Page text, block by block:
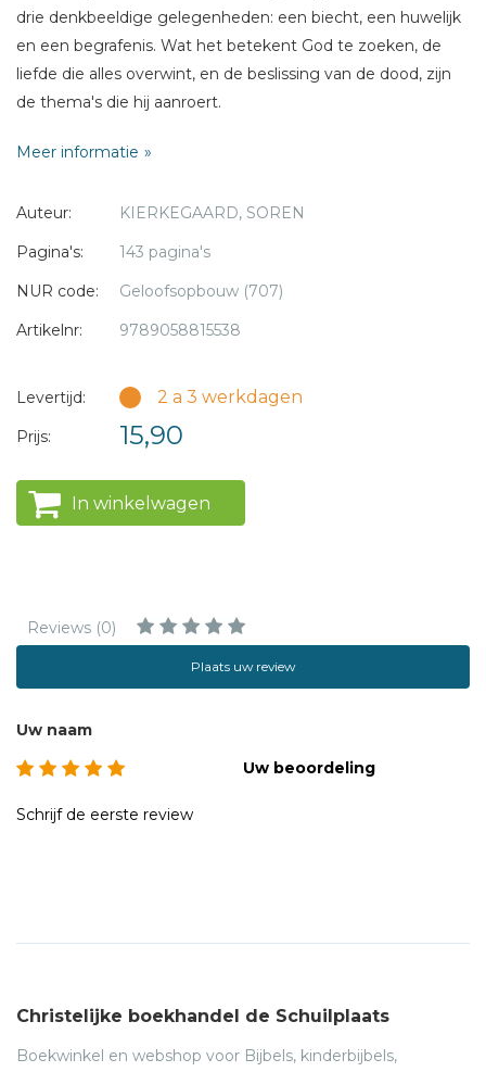
drie denkbeeldige gelegenheden: een biecht, een huwelijk
en een begrafenis. Wat het betekent God te zoeken, de
liefde die alles overwint, en de beslissing van de dood, zijn
de thema's die hij aanroert.
Meer informatie
Auteur:
KIERKEGAARD, SOREN
Pagina's:
143 pagina's
NUR code:
Geloofsopbouw (707)
Artikelnr:
9789058815538
Levertijd: 2 a 3 werkdagen
Prijs: 15,90
In winkelwagen
Reviews (0)
Plaats uw review
Uw naam
Uw beoordeling
Schrijf de eerste review
Christelijke boekhandel de Schuilplaats
Boekwinkel en webshop voor Bijbels, kinderbijbels,